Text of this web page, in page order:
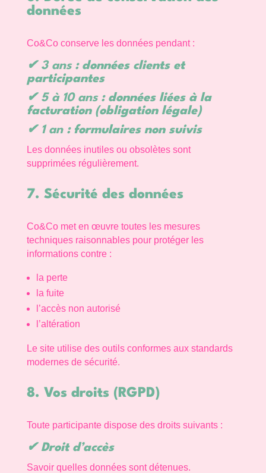
données
Co&Co conserve les données pendant :
✔ 3 ans: données clients et
participantes
✔ 5 à 10 ans: données liées à la
facturation (obligation légale)
✔ 1 an: formulaires non suivis
Les données inutiles ou obsolètes sont
supprimées régulièrement.
7. Sécurité des données
Co&Co met en œuvre toutes les mesures
techniques raisonnables pour protéger les
informations contre :
la perte
la fuite
l’accès non autorisé
l’altération
Le site utilise des outils conformes aux standards
modernes de sécurité.
8. Vos droits (RGPD)
Toute participante dispose des droits suivants :
✔ Droit d’accès
Savoir quelles données sont détenues.